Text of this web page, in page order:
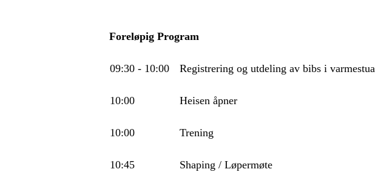
Foreløpig Program
09:30 - 10:00 Registrering og utdeling av bibs i varmestua
10:00 Heisen åpner
10:00 Trening
10:45 Shaping / Løpermøte